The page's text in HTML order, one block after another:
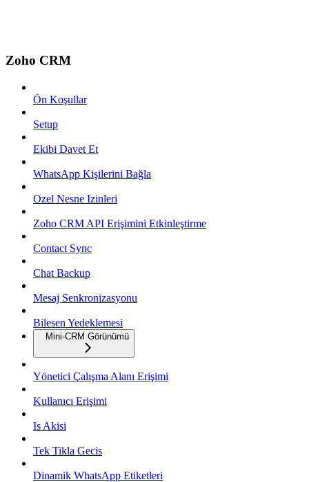
Zoho CRM
Ön Koşullar
Setup
Ekibi Davet Et
WhatsApp Kişilerini Bağla
Ozel Nesne Izinleri
Zoho CRM API Erişimini Etkinleştirme
Contact Sync
Chat Backup
Mesaj Senkronizasyonu
Bilesen Yedeklemesi
Mini-CRM Görünümü
Yönetici Çalışma Alanı Erişimi
Kullanıcı Erişimi
Is Akisi
Tek Tikla Gecis
Dinamik WhatsApp Etiketleri